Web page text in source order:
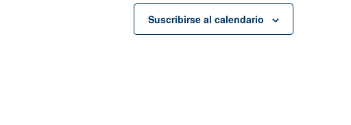
Suscribirse al calendario